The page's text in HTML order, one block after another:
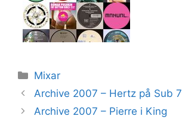
Kategorier
Mixar
Archive 2007 – Hertz på Sub 7
Archive 2007 – Pierre i King